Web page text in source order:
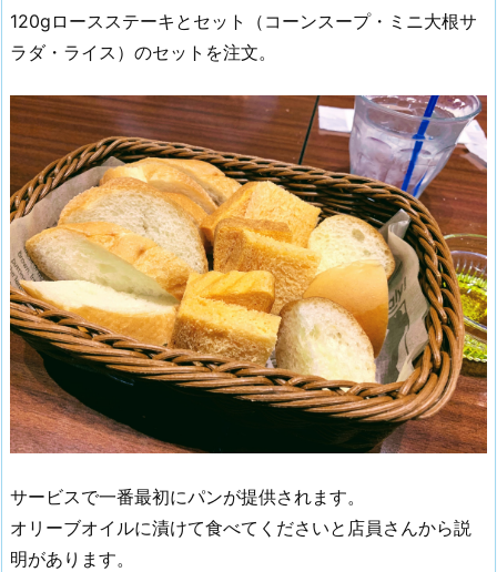
120gロースステーキとセット（コーンスープ・ミニ大根サ
ラダ・ライス）のセットを注文。
サービスで一番最初にパンが提供されます。
オリーブオイルに漬けて食べてくださいと店員さんから説
明があります。